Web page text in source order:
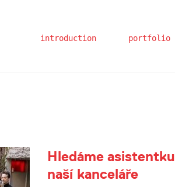
introduction portfolio
Hledáme asistentku
naší kanceláře